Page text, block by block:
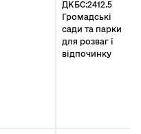
ДКБС:2412.5
Громадські
сади та парки
для розваг і
відпочинку